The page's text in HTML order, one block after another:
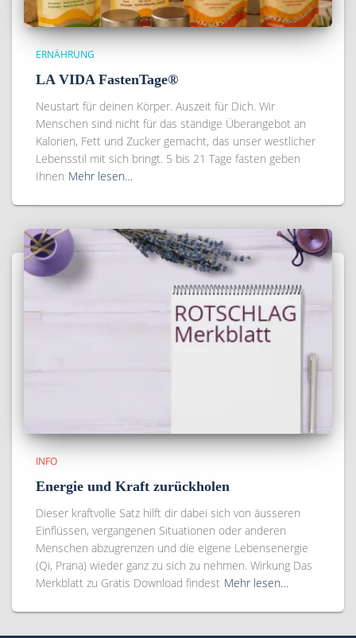
ERNÄHRUNG
LA VIDA FastenTage®
Neustart für deinen Körper. Auszeit für Dich. Wir
Menschen sind nicht für das ständige Überangebot an
Kalorien, Fett und Zucker gemacht, das unser westlicher
Lebensstil mit sich bringt. 5 bis 21 Tage fasten geben
Ihnen Mehr lesen…
INFO
Energie und Kraft zurückholen
Dieser kraftvolle Satz hilft dir dabei sich von äusseren
Einflüssen, vergangenen Situationen oder anderen
Menschen abzugrenzen und die eigene Lebensenergie
(Qi, Prana) wieder ganz zu sich zu nehmen. Wirkung Das
Merkblatt zu Gratis Download findest Mehr lesen…